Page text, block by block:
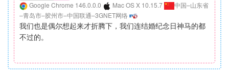
Google Chrome 146.0.0.0 Mac OS X 10.15.7
中国–山东省
–青岛市–胶州市–中国联通–3GNET网络
我们也是偶尔想起来才折腾下，我们连结婚纪念日神马的都
不过的。